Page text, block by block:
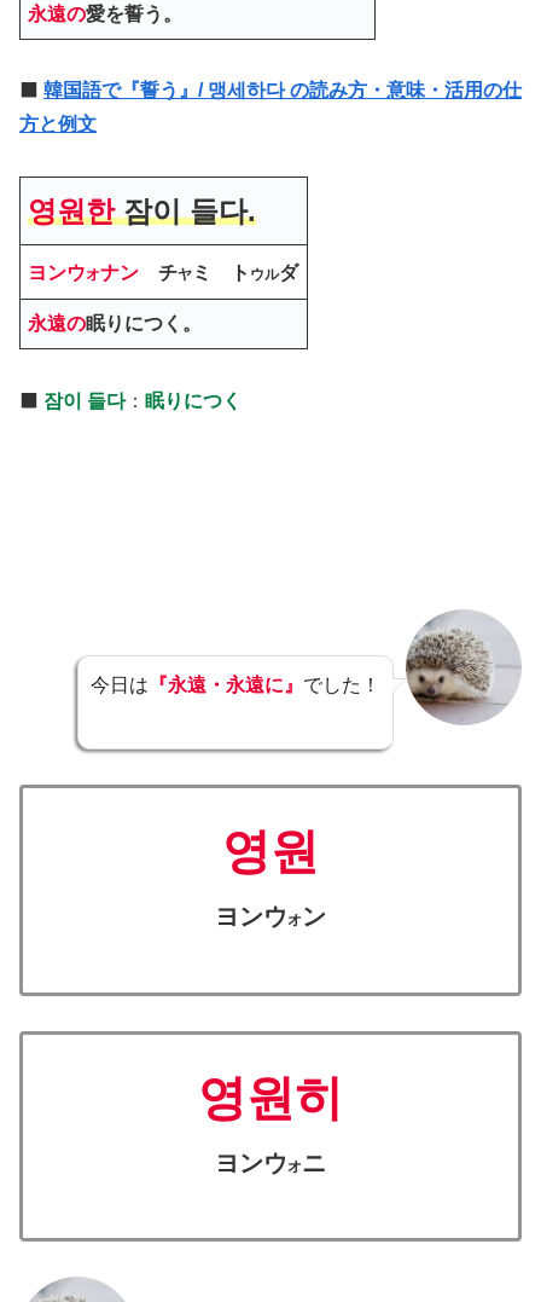
永遠の愛を誓う。
韓国語で『誓う』/ 맹세하다 の読み方・意味・活用の仕
方と例文
영원한잠이 들다.
ヨンウオナン チヤ ミ ト ウルダ
永遠の眠りにつく。
잠이 들다： 眠りにつく
今日は 『永遠・永遠に』 でした！
영원
ヨンウオ ン
영원히
ヨンウオニ